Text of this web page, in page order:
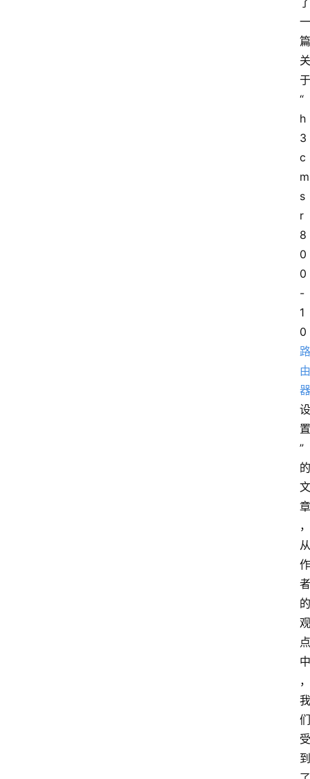
一
篇
关
于
“
h
3
c
m
s
r
8
0
0
-
1
0
路
由
器
设
置
”
的
文
章
，
从
作
者
的
观
点
中
，
我
们
受
到